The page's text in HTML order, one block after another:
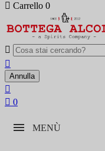
 Carrello 0


Annulla

 0
MENÙ